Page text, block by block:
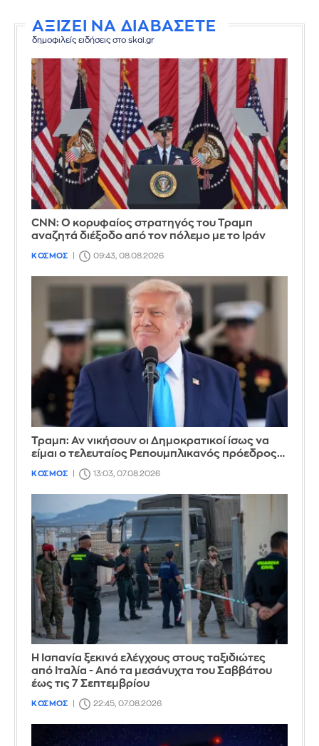
ΑΞΙΖΕΙ ΝΑ ΔΙΑΒΑΣΕΤΕ
δημοφιλείς ειδήσεις στο skai.gr
CNN: Ο κορυφαίος στρατηγός του Τραμπ
αναζητά διέξοδο από τον πόλεμο με το Ιράν
ΚΟΣΜΟΣ 09:43, 08.08.2026
Τραμπ: Αν νικήσουν οι Δημοκρατικοί ίσως να
είμαι ο τελευταίος Ρεπουμπλικανός πρόεδρος…
ΚΟΣΜΟΣ 13:03, 07.08.2026
Η Ισπανία ξεκινά ελέγχους στους ταξιδιώτες
από Ιταλία - Από τα μεσάνυχτα του Σαββάτου
έως τις 7 Σεπτεμβρίου
ΚΟΣΜΟΣ 22:45, 07.08.2026